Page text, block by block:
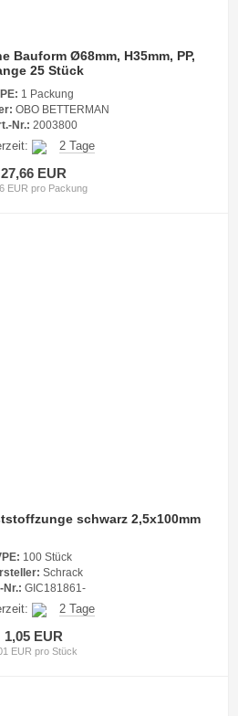
Bauform Ø68mm, H35mm, PP,
25 Stück
1 Packung
OBO BETTERMAN
Nr.: 2003800
2 Tage
27,66 EUR
EUR pro Packung
schwarz 2,5x100mm
100 Stück
Schrack
Nr.: GIC181861-
2 Tage
1,05 EUR
EUR pro Stück